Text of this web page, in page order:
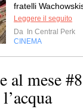
fratelli
Leggere il seguito
Da
In Central Perk
CINEMA
al mese